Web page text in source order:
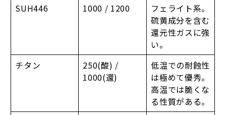
SUH446
1000 / 1200
フェライト系。
硫黄成分を含む
還元性ガスに強
い。
チタン
250(酸) /
1000(還)
低温での耐蝕性
は極めて優秀。
高温では脆くな
る性質がある。